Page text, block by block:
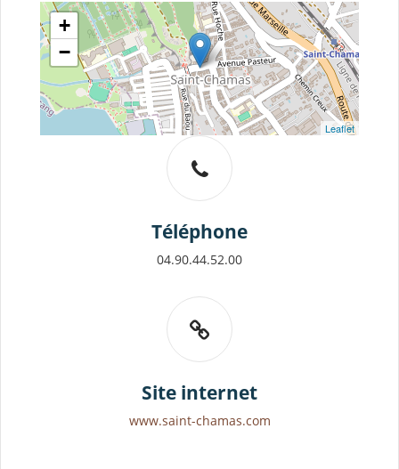
+
−
Leaflet
Téléphone
04.90.44.52.00
Site internet
www.saint-chamas.com